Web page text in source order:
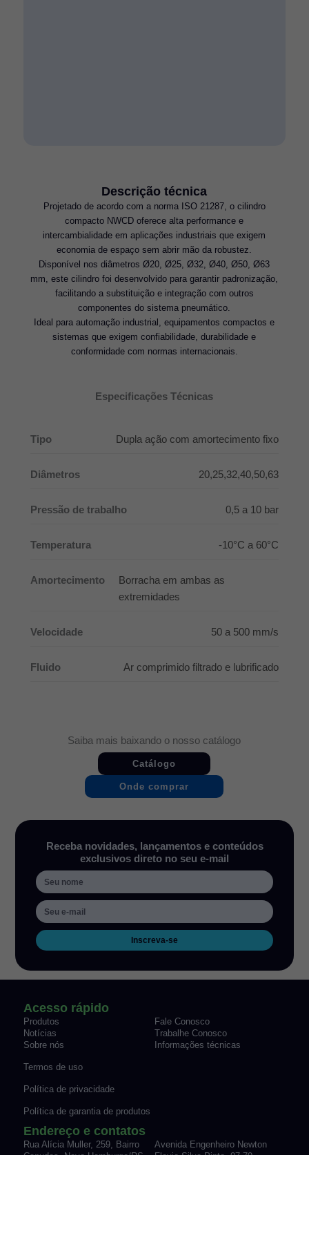
Descrição técnica
Projetado de acordo com a norma ISO 21287, o cilindro
compacto NWCD oferece alta performance e
intercambialidade em aplicações industriais que exigem
economia de espaço sem abrir mão da robustez.
Disponível nos diâmetros Ø20, Ø25, Ø32, Ø40, Ø50, Ø63
mm, este cilindro foi desenvolvido para garantir padronização,
facilitando a substituição e integração com outros
componentes do sistema pneumático.
Ideal para automação industrial, equipamentos compactos e
sistemas que exigem confiabilidade, durabilidade e
conformidade com normas internacionais.
Especificações Técnicas
Tipo Dupla ação com amortecimento fixo
Diâmetros 20,25,32,40,50,63
Pressão de trabalho 0,5 a 10 bar
Temperatura -10°C a 60°C
Amortecimento
Borracha em ambas as
extremidades
Velocidade 50 a 500 mm/s
Fluido Ar comprimido filtrado e lubrificado
Saiba mais baixando o nosso catálogo
Catálogo
Onde comprar
Receba novidades, lançamentos e conteúdos
exclusivos direto no seu e-mail
Inscreva-se
Acesso rápido
Produtos
Fale Conosco
Notícias
Trabalhe Conosco
Sobre nós
Informações técnicas
Termos de uso
Política de privacidade
Política de garantia de produtos
Endereço e contatos
Rua Alícia Muller, 259, Bairro
Canudos Novo Hamburgo/RS
Avenida Engenheiro Newton
Flavio Silva Pinto, 07-70,